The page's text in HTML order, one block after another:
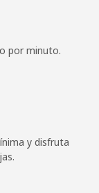
por minuto.
y disfruta